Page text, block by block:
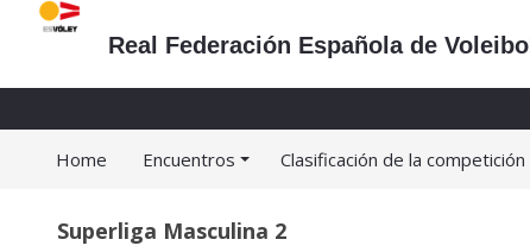
Real Federación Española de Voleibol
Home Encuentros Clasificación de la competición
Superliga Masculina 2